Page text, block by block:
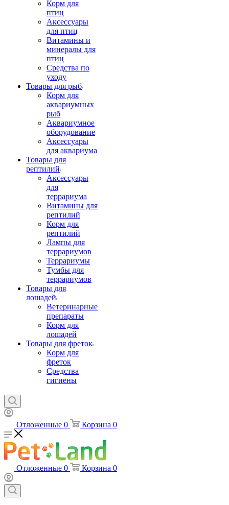
Корм для
птиц
Аксессуары
для птиц
Витамины и
минералы для
птиц
Средства по
уходу
Товары для рыб
Корм для
аквариумных
рыб
Аквариумное
оборудование
Аксессуары
для аквариума
Товары для
рептилий
Аксессуары
для
террариума
Витамины для
рептилий
Корм для
рептилий
Лампы для
террариумов
Террариумы
Тумбы для
террариумов
Товары для
лошадей
Ветеринарные
препараты
Корм для
лошадей
Товары для фреток
Корм для
фреток
Средства
гигиены
Отложенные 0 Корзина 0
Отложенные 0 Корзина 0